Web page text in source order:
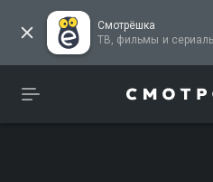
Смотрёшка
ТВ, фильмы и